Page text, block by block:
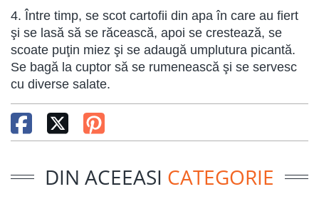
4. Între timp, se scot cartofii din apa în care au fiert
şi se lasă să se răcească, apoi se crestează, se
scoate puţin miez şi se adaugă umplutura picantă.
Se bagă la cuptor să se rumenească şi se servesc
cu diverse salate.
DIN ACEEASI CATEGORIE